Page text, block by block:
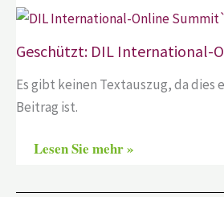
Geschützt: DIL International-
Es gibt keinen Textauszug, da dies
Beitrag ist.
Lesen Sie mehr »